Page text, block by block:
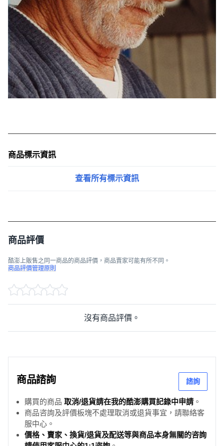
商品標示資訊
查看所有標示資訊
商品評價
酷澎上販售之同一商品的商品評價，商品賣家可能有所不同。
商品評價管理原則
沒有商品評價。
商品諮詢 諮詢
購買的商品 取消/退貨請在我的酷澎購買記錄中申請 。
商品咨詢及評價板塊不處理取消或退貨事宜，請聯絡客
服中心。
價格、賣家、換貨/退貨及配送等與商品本身無關的咨詢